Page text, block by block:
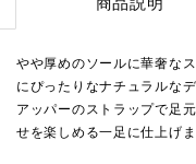
やや厚めのソールに華奢な
にぴったりなナチュラルなデ
アッパーのストラップで足
せを楽しめる一足に仕上げま